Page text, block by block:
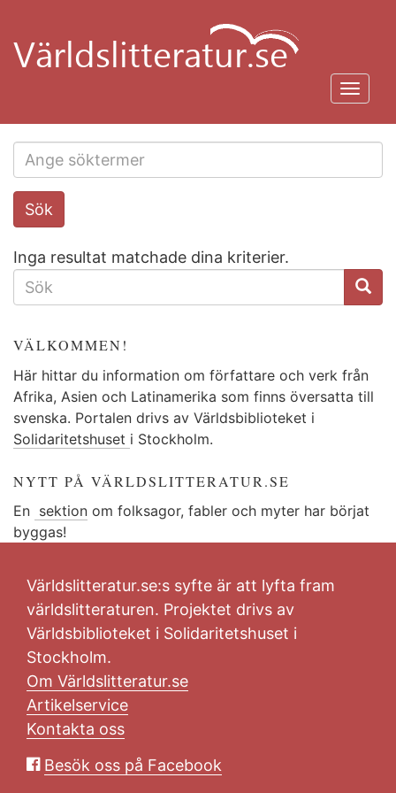
huvudinnehåll
Search
this
Sök
Inga resultat matchade dina kriterier.
SÖKFORMULÄR
VÄLKOMMEN!
Här hittar du information om författare och verk från
Afrika, Asien och Latinamerika som finns översatta till
svenska. Portalen drivs av Världsbiblioteket i
Solidaritetshuset i Stockholm.
NYTT PÅ VÄRLDSLITTERATUR.SE
En sektion om folksagor, fabler och myter har börjat
byggas!
Världslitteratur.se:s syfte är att lyfta fram
världslitteraturen. Projektet drivs av
Världsbiblioteket i Solidaritetshuset i
Stockholm.
Om Världslitteratur.se
Artikelservice
Kontakta oss
Besök oss på Facebook